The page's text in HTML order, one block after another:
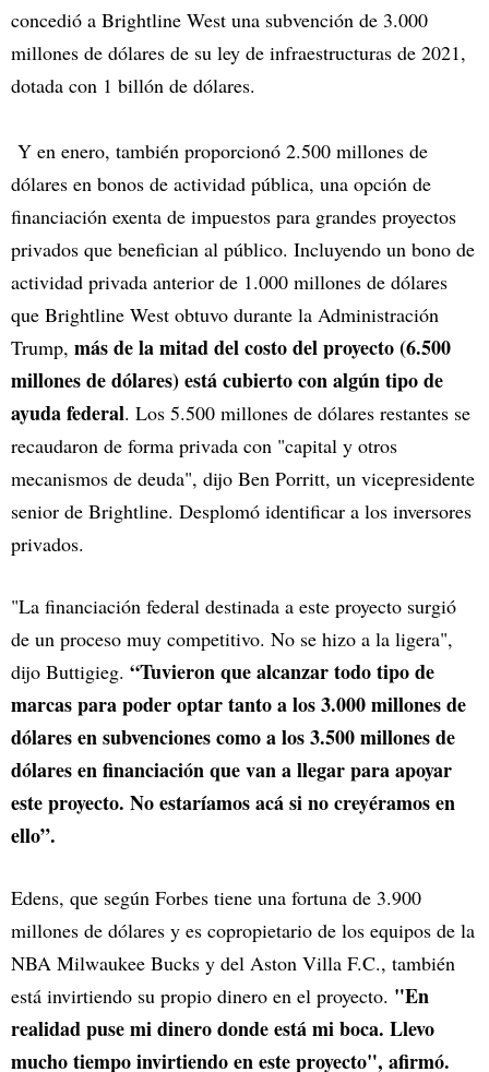
concedió a Brightline West una subvención de 3.000
millones de dólares de su ley de infraestructuras de 2021,
dotada con 1 billón de dólares.
Y en enero, también proporcionó 2.500 millones de
dólares en bonos de actividad pública, una opción de
financiación exenta de impuestos para grandes proyectos
privados que benefician al público. Incluyendo un bono de
actividad privada anterior de 1.000 millones de dólares
que Brightline West obtuvo durante la Administración
Trump, más de la mitad del costo del proyecto (6.500
millones de dólares) está cubierto con algún tipo de
ayuda federal. Los 5.500 millones de dólares restantes se
recaudaron de forma privada con "capital y otros
mecanismos de deuda", dijo Ben Porritt, un vicepresidente
senior de Brightline. Desplomó identificar a los inversores
privados.
"La financiación federal destinada a este proyecto surgió
de un proceso muy competitivo. No se hizo a la ligera",
dijo Buttigieg. “Tuvieron que alcanzar todo tipo de
marcas para poder optar tanto a los 3.000 millones de
dólares en subvenciones como a los 3.500 millones de
dólares en financiación que van a llegar para apoyar
este proyecto. No estaríamos acá si no creyéramos en
ello”.
Edens, que según Forbes tiene una fortuna de 3.900
millones de dólares y es copropietario de los equipos de la
NBA Milwaukee Bucks y del Aston Villa F.C., también
está invirtiendo su propio dinero en el proyecto. "En
realidad puse mi dinero donde está mi boca. Llevo
mucho tiempo invirtiendo en este proyecto", afirmó.